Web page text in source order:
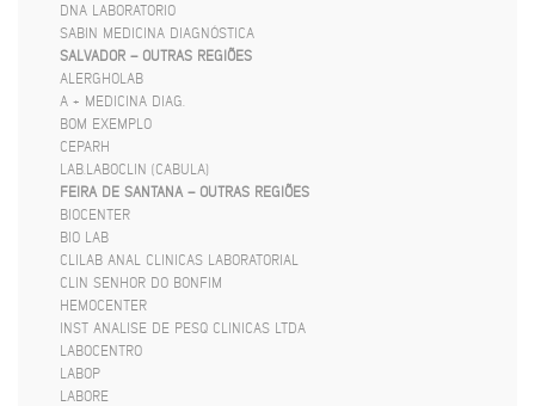
DNA LABORATORIO
SABIN MEDICINA DIAGNÓSTICA
SALVADOR – OUTRAS REGIÕES
ALERGHOLAB
A + MEDICINA DIAG.
BOM EXEMPLO
CEPARH
LAB.LABOCLIN (CABULA)
FEIRA DE SANTANA – OUTRAS REGIÕES
BIOCENTER
BIO LAB
CLILAB ANAL CLINICAS LABORATORIAL
CLIN SENHOR DO BONFIM
HEMOCENTER
INST ANALISE DE PESQ CLINICAS LTDA
LABOCENTRO
LABOP
LABORE